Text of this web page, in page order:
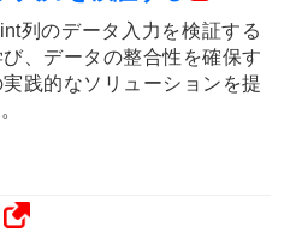
列のデータ入力を検証する
、データの整合性を確保す
実践的なソリューションを提